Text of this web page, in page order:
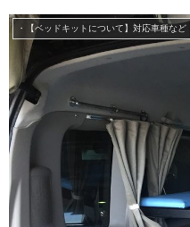
・【ベッドキットについて】対応車種など